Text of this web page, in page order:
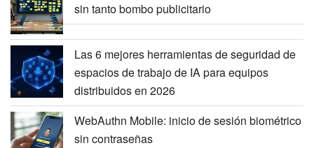
sin tanto bombo publicitario
Las 6 mejores herramientas de seguridad de
espacios de trabajo de IA para equipos
distribuidos en 2026
WebAuthn Mobile: inicio de sesión biométrico
sin contraseñas